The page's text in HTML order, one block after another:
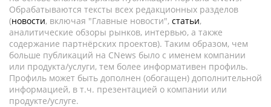
Обрабатываются тексты всех редакционных разделов
(новости, включая "Главные новости", статьи,
аналитические обзоры рынков, интервью, а также
содержание партнёрских проектов). Таким образом, чем
больше публикаций на CNews было с именем компании
или продукта/услуги, тем более информативен профиль.
Профиль может быть дополнен (обогащен) дополнительной
информацией, в т.ч. презентацией о компании или
продукте/услуге.